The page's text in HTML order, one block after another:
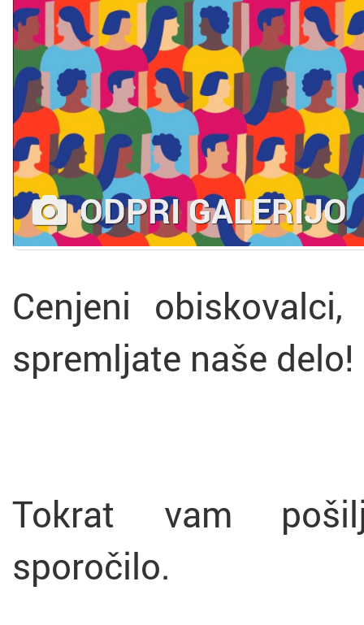
ODPRI GALERIJO
Cenjeni
spremljate naše delo!
Tokrat vam
sporočilo.